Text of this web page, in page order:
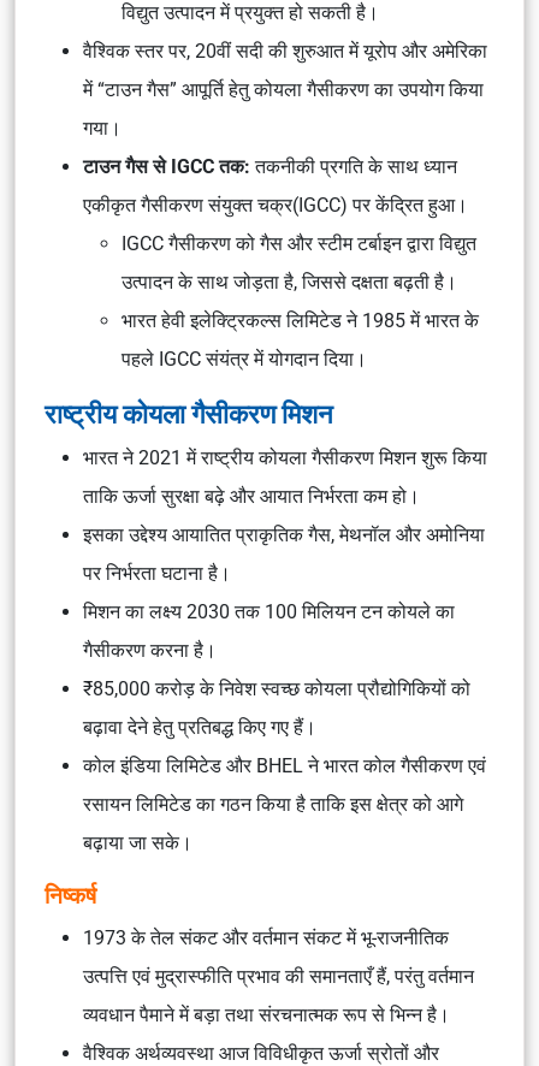
विद्युत उत्पादन में प्रयुक्त हो सकती है।
वैश्विक स्तर पर, 20वीं सदी की शुरुआत में यूरोप और अमेरिका
में “टाउन गैस” आपूर्ति हेतु कोयला गैसीकरण का उपयोग किया
गया।
टाउन गैस से IGCC तक: तकनीकी प्रगति के साथ ध्यान
एकीकृत गैसीकरण संयुक्त चक्र(IGCC) पर केंद्रित हुआ।
IGCC गैसीकरण को गैस और स्टीम टर्बाइन द्वारा विद्युत
उत्पादन के साथ जोड़ता है, जिससे दक्षता बढ़ती है।
भारत हेवी इलेक्ट्रिकल्स लिमिटेड ने 1985 में भारत के
पहले IGCC संयंत्र में योगदान दिया।
राष्ट्रीय कोयला गैसीकरण मिशन
भारत ने 2021 में राष्ट्रीय कोयला गैसीकरण मिशन शुरू किया
ताकि ऊर्जा सुरक्षा बढ़े और आयात निर्भरता कम हो।
इसका उद्देश्य आयातित प्राकृतिक गैस, मेथनॉल और अमोनिया
पर निर्भरता घटाना है।
मिशन का लक्ष्य 2030 तक 100 मिलियन टन कोयले का
गैसीकरण करना है।
₹85,000 करोड़ के निवेश स्वच्छ कोयला प्रौद्योगिकियों को
बढ़ावा देने हेतु प्रतिबद्ध किए गए हैं।
कोल इंडिया लिमिटेड और BHEL नेभारत कोल गैसीकरण एवं
रसायन लिमिटेडका गठन किया है ताकि इस क्षेत्र को आगे
बढ़ाया जा सके।
निष्कर्ष
1973 के तेल संकट और वर्तमान संकट में भू-राजनीतिक
उत्पत्ति एवं मुद्रास्फीति प्रभाव की समानताएँ हैं, परंतु वर्तमान
व्यवधान पैमाने में बड़ा तथा संरचनात्मक रूप से भिन्न है।
वैश्विक अर्थव्यवस्था आज विविधीकृत ऊर्जा स्रोतों और